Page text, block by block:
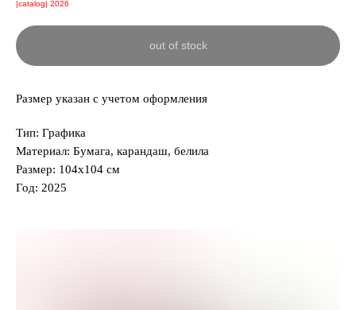
|catalog| 2026
out of stock
Размер указан с учетом оформления
Тип: Графика
Материал: Бумага, карандаш, белила
Размер: 104х104 см
Год: 2025